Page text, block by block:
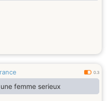
0.3
femme serieux